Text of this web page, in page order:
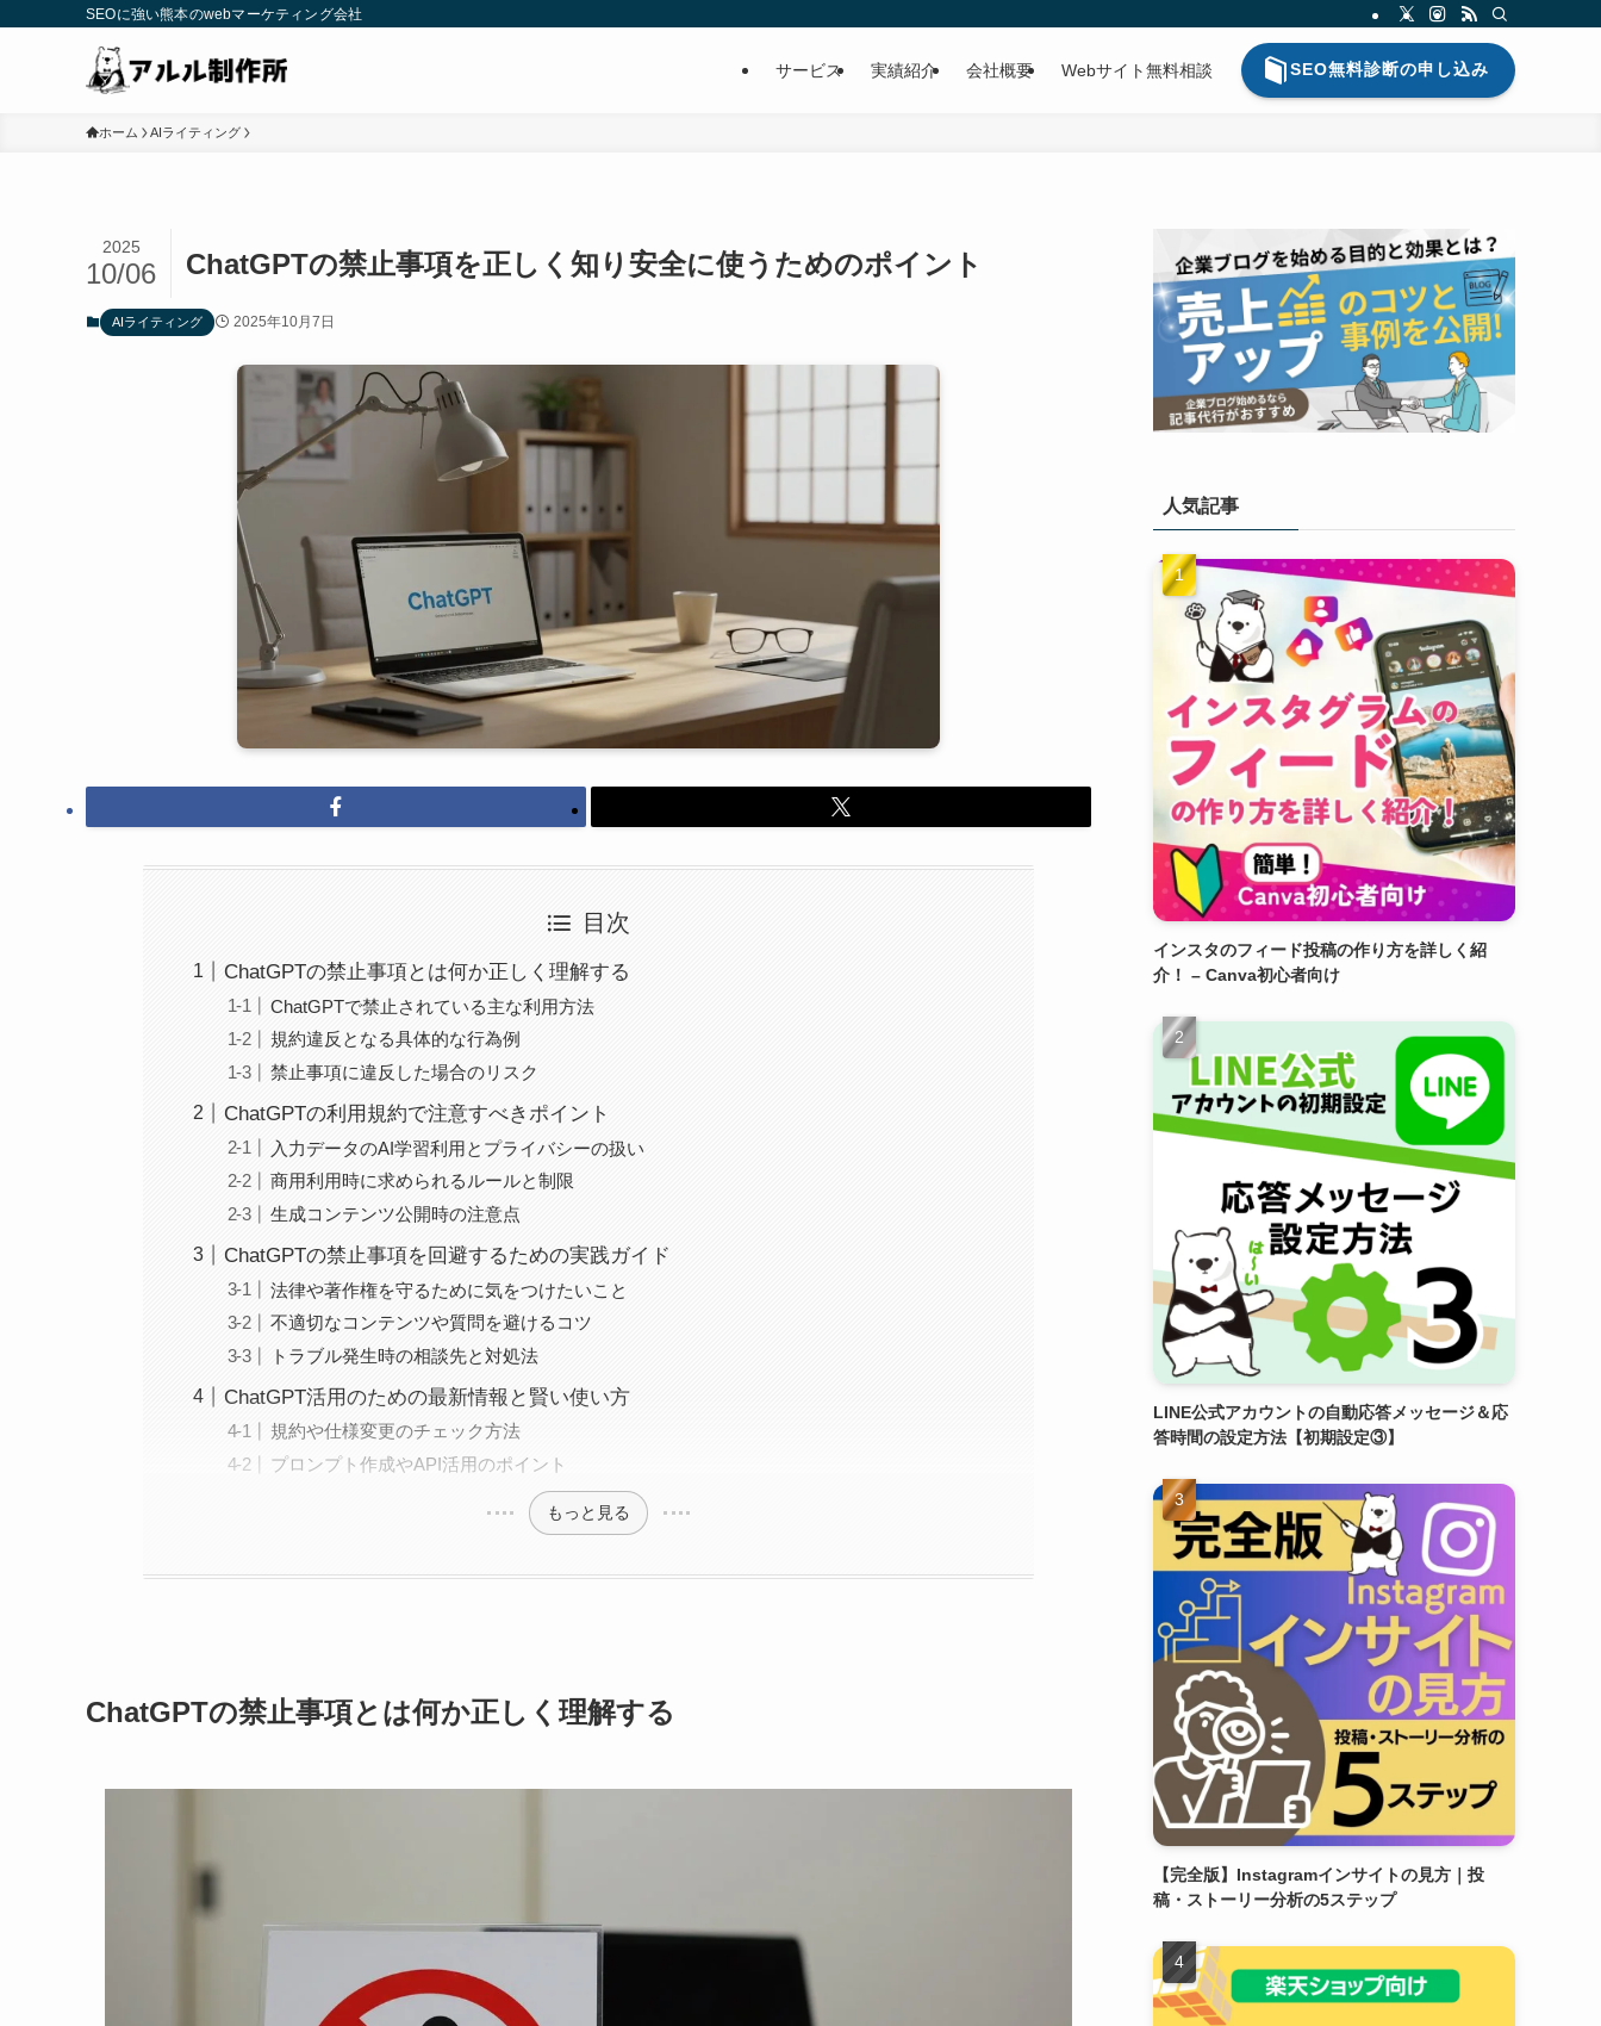
SEOに強い熊本のwebマーケティング会社
サービス 実績紹介 会社概要 Webサイト無料相談 SEO無料診断の申し込み
ホーム AIライティング
ChatGPTの禁止事項を正しく知り安全に使うためのポイント
2025
10/06
AIライティング 2025年10月7日
目次
ChatGPTの禁止事項とは何か正しく理解する
ChatGPTで禁止されている主な利用方法
規約違反となる具体的な行為例
禁止事項に違反した場合のリスク
ChatGPTの利用規約で注意すべきポイント
入力データのAI学習利用とプライバシーの扱い
商用利用時に求められるルールと制限
生成コンテンツ公開時の注意点
ChatGPTの禁止事項を回避するための実践ガイド
法律や著作権を守るために気をつけたいこと
不適切なコンテンツや質問を避けるコツ
トラブル発生時の相談先と対処法
ChatGPT活用のための最新情報と賢い使い方
規約や仕様変更のチェック方法
プロンプト作成やAPI活用のポイント
もっと見る
ChatGPTの禁止事項とは何か正しく理解する
人気記事
インスタのフィード投稿の作り方を詳しく紹
介！ – Canva初心者向け
LINE公式アカウントの自動応答メッセージ＆応
答時間の設定方法【初期設定③】
【完全版】Instagramインサイトの見方｜投
稿・ストーリー分析の5ステップ